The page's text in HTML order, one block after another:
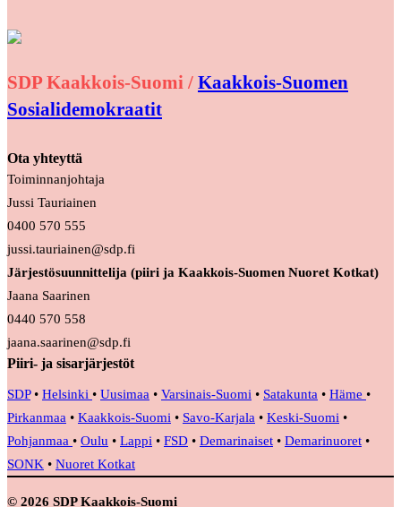
SDP Kaakkois-Suomi / Kaakkois-Suomen
Sosialidemokraatit
Ota yhteyttä
Toiminnanjohtaja
Jussi Tauriainen
0400 570 555
jussi.tauriainen@sdp.fi
Järjestösuunnittelija (piiri ja Kaakkois-Suomen Nuoret Kotkat)
Jaana Saarinen
0440 570 558
jaana.saarinen@sdp.fi
Piiri- ja sisarjärjestöt
SDP• Helsinki • Uusimaa • Varsinais-Suomi • Satakunta • Häme •
Pirkanmaa • Kaakkois-Suomi • Savo-Karjala • Keski-Suomi •
Pohjanmaa • Oulu • Lappi • FSD • Demarinaiset • Demarinuoret •
SONK • Nuoret Kotkat
© 2026 SDP Kaakkois-Suomi